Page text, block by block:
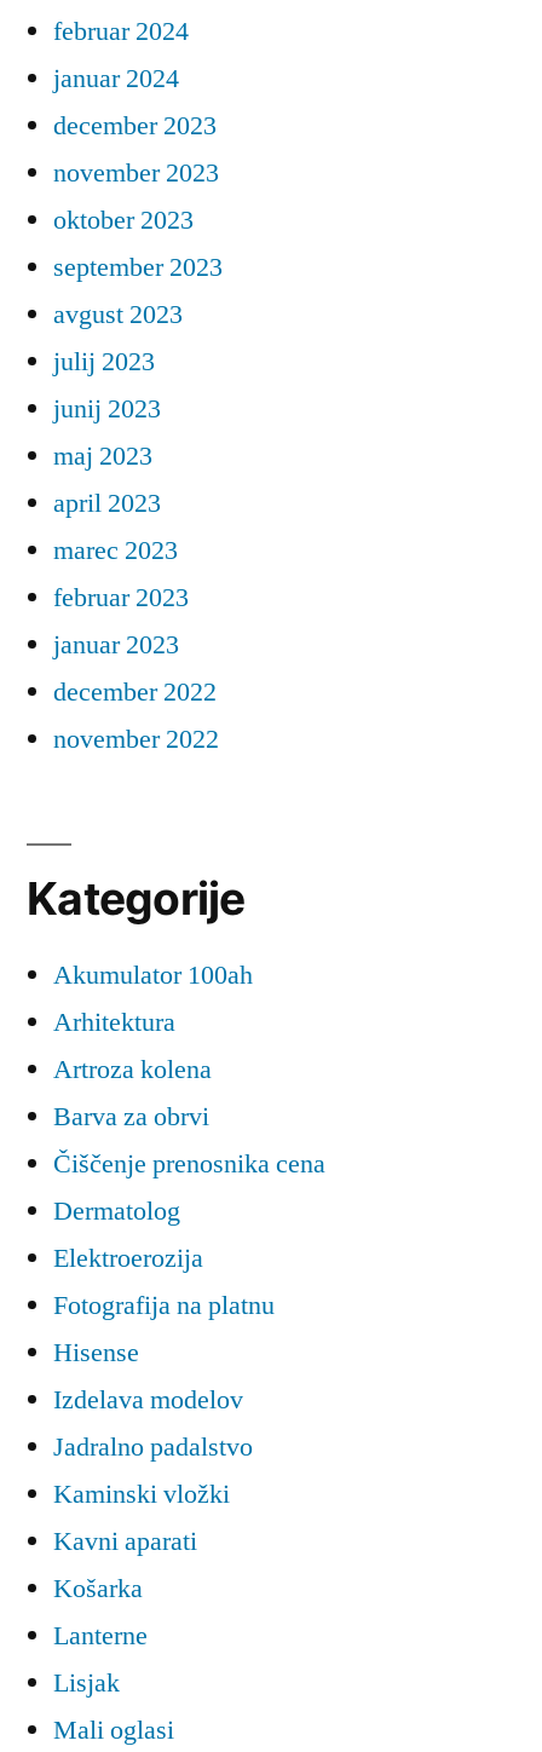
februar 2024
januar 2024
december 2023
november 2023
oktober 2023
september 2023
avgust 2023
julij 2023
junij 2023
maj 2023
april 2023
marec 2023
februar 2023
januar 2023
december 2022
november 2022
Kategorije
Akumulator 100ah
Arhitektura
Artroza kolena
Barva za obrvi
Čiščenje prenosnika cena
Dermatolog
Elektroerozija
Fotografija na platnu
Hisense
Izdelava modelov
Jadralno padalstvo
Kaminski vložki
Kavni aparati
Košarka
Lanterne
Lisjak
Mali oglasi